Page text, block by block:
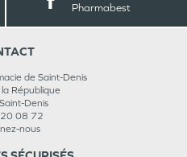
Pharmabest
de Saint-Denis
République
Saint-Denis
08 72
nous